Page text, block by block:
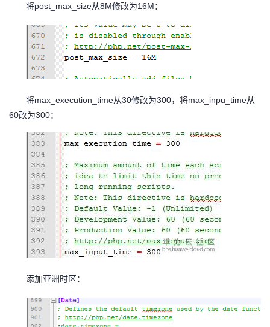
将post_max_size从8M修改为16M ：
将max_execution_time从30修改为300，将max_inpu_time从
60改为300：
添加亚洲时区：